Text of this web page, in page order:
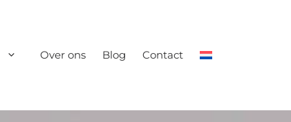
Over ons Blog Contact